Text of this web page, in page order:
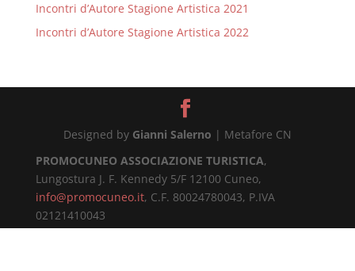
Incontri d’Autore Stagione Artistica 2021
Incontri d’Autore Stagione Artistica 2022
Designed by Gianni Salerno | Metafore CN
PROMOCUNEO ASSOCIAZIONE TURISTICA,
Lungostura J. F. Kennedy 5/F 12100 Cuneo,
info@promocuneo.it, C.F. 80024780043, P.IVA
02121410043